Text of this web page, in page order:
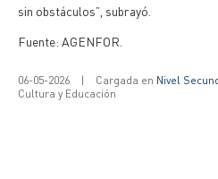
sin obstáculos”, subrayó.
Fuente: AGENFOR.
06-05-2026 | Cargada en Nivel
Cultura y Educación